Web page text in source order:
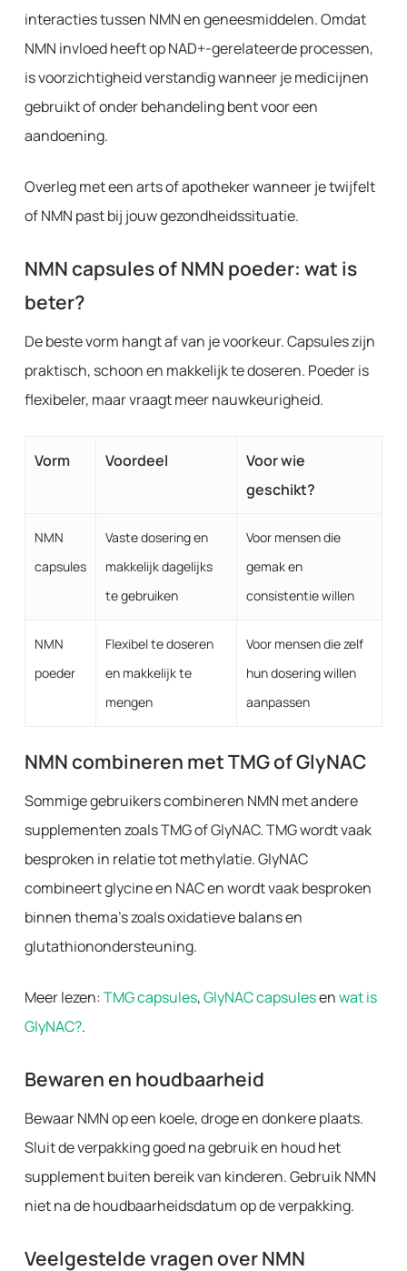
interacties tussen NMN en geneesmiddelen. Omdat
NMN invloed heeft op NAD+-gerelateerde processen,
is voorzichtigheid verstandig wanneer je medicijnen
gebruikt of onder behandeling bent voor een
aandoening.
Overleg met een arts of apotheker wanneer je twijfelt
of NMN past bij jouw gezondheidssituatie.
NMN capsules of NMN poeder: wat is
beter?
De beste vorm hangt af van je voorkeur. Capsules zijn
praktisch, schoon en makkelijk te doseren. Poeder is
flexibeler, maar vraagt meer nauwkeurigheid.
Vorm Voordeel
Voor wie
geschikt?
NMN
capsules
Vaste dosering en
makkelijk dagelijks
te gebruiken
Voor mensen die
gemak en
consistentie willen
NMN
poeder
Flexibel te doseren
en makkelijk te
mengen
Voor mensen die zelf
hun dosering willen
aanpassen
NMN combineren met TMG of GlyNAC
Sommige gebruikers combineren NMN met andere
supplementen zoals TMG of GlyNAC. TMG wordt vaak
besproken in relatie tot methylatie. GlyNAC
combineert glycine en NAC en wordt vaak besproken
binnen thema’s zoals oxidatieve balans en
glutathionondersteuning.
Meer lezen:TMG capsules,GlyNAC capsulesenwat is
GlyNAC?.
Bewaren en houdbaarheid
Bewaar NMN op een koele, droge en donkere plaats.
Sluit de verpakking goed na gebruik en houd het
supplement buiten bereik van kinderen. Gebruik NMN
niet na de houdbaarheidsdatum op de verpakking.
Veelgestelde vragen over NMN